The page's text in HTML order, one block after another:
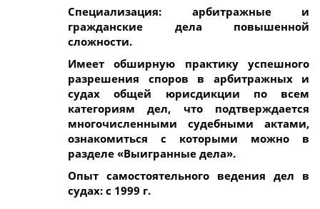
Специализация: арбитражные и
гражданские дела повышенной
сложности.
Имеет обширную практику успешного
разрешения споров в арбитражных и
судах общей юрисдикции по всем
категориям дел, что подтверждается
многочисленными судебными актами,
ознакомиться с которыми можно в
разделе «Выигранные дела».
Опыт самостоятельного ведения дел в
судах: с 1999 г.